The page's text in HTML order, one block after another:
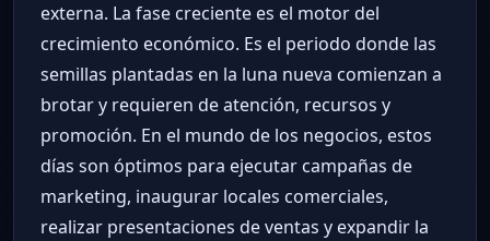
externa. La fase creciente es el motor del
crecimiento económico. Es el periodo donde las
semillas plantadas en la luna nueva comienzan a
brotar y requieren de atención, recursos y
promoción. En el mundo de los negocios, estos
días son óptimos para ejecutar campañas de
marketing, inaugurar locales comerciales,
realizar presentaciones de ventas y expandir la